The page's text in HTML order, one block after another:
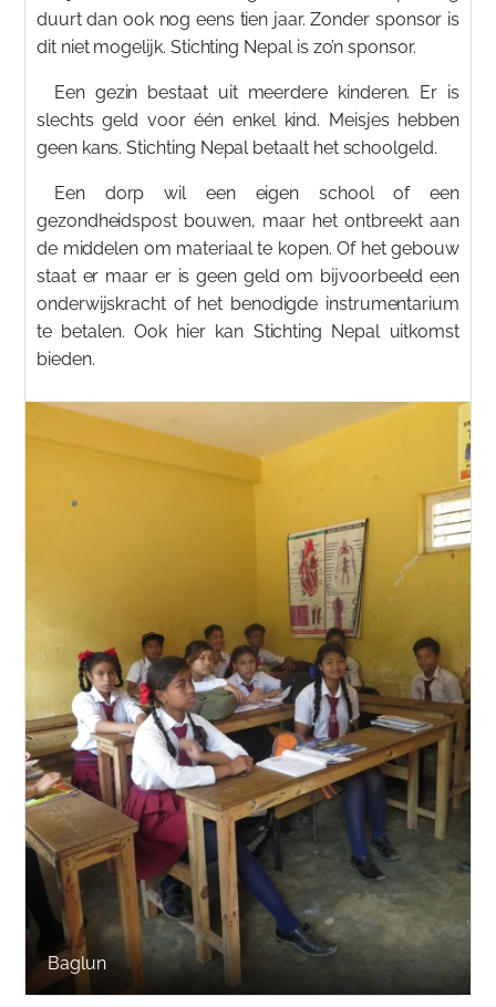
duurt dan ook nog eens tien jaar. Zonder sponsor is
dit niet mogelijk. Stichting Nepal is zo’n sponsor.
Een gezin bestaat uit meerdere kinderen. Er is
slechts geld voor één enkel kind. Meisjes hebben
geen kans. Stichting Nepal betaalt het schoolgeld.
Een dorp wil een eigen school of een
gezondheidspost bouwen, maar het ontbreekt aan
de middelen om materiaal te kopen. Of het gebouw
staat er maar er is geen geld om bijvoorbeeld een
onderwijskracht of het benodigde instrumentarium
te betalen. Ook hier kan Stichting Nepal uitkomst
bieden.
Baglun